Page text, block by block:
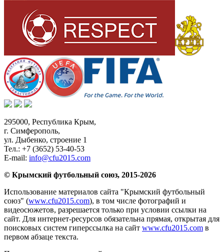
295000, Республика Крым,
г. Симферополь,
ул. Дыбенко, строение 1
Тел.: +7 (3652) 53-40-53
E-mail: info@cfu2015.com
© Крымский футбольный союз, 2015-2026
Использование материалов сайта "Крымский футбольный
союз" (www.cfu2015.com), в том числе фотографий и
видеосюжетов, разрешается только при условии ссылки на
сайт. Для интернет-ресурсов обязательна прямая, открытая для
поисковых систем гиперссылка на сайт www.cfu2015.com в
первом абзаце текста.